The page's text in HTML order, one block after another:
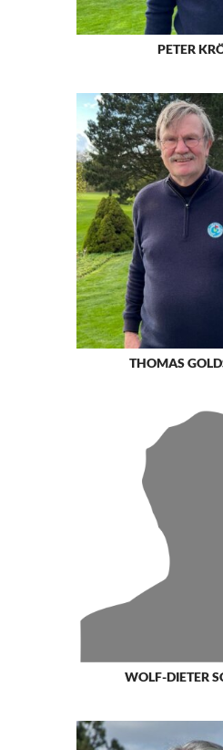
PETER
THOMAS
WOLF-DIETER